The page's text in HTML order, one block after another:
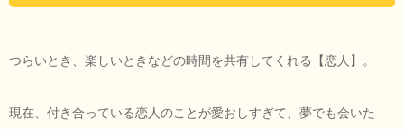
つらいとき、楽しいときなどの時間を共有してくれる【恋人】。
現在、付き合っている恋人のことが愛おしすぎて、夢でも会いた